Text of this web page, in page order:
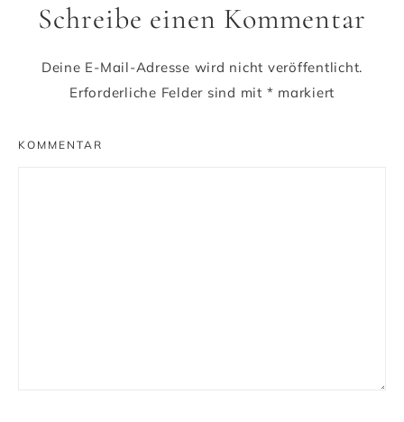
Schreibe einen Kommentar
Deine E-Mail-Adresse wird nicht veröffentlicht.
Erforderliche Felder sind mit * markiert
KOMMENTAR